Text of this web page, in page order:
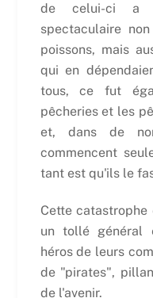
de celui-ci a
spectaculaire
poissons, mais
qui en
tous, ce fut
pêcheries et les
et, dans de
commencent
tant est qu'ils le
Cette catastrophe
un tollé général
héros de leurs
de "pirates",
de l'avenir.